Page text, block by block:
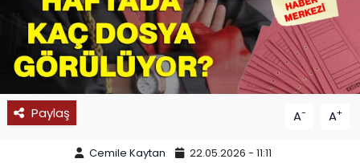
Paylaş A- A+
Cemile Kaytan 22.05.2026 - 11:11